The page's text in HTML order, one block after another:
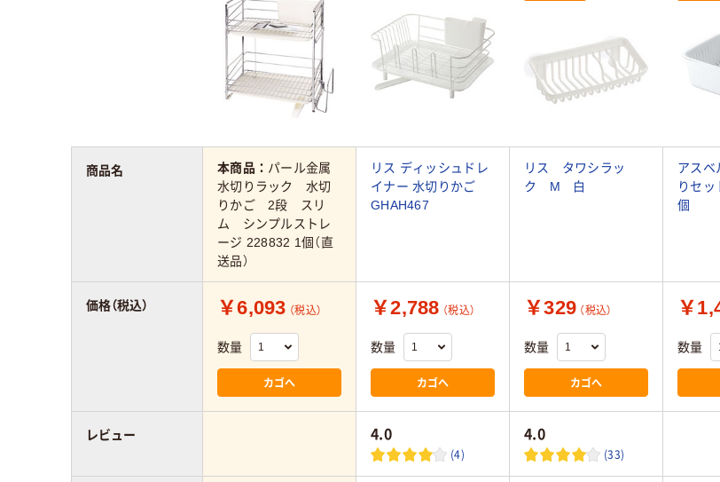
本商品： パール金属
水切りラック 水切
りかご 2段 スリ
ム シンプルストレ
ージ 228832 1個（直
送品）
リス ディッシュドレ
イナー 水切りかご
GHAH467
リス タワシラッ
ク M 白
アスベ
りセッ
個
￥6,093 （税込）
数量
カゴへ
￥2,788 （税込）
数量
カゴへ
￥329 （税込）
数量
カゴへ
￥
数量
4.0
(4)
4.0
(33)
商品名
価格（税込）
レビュー